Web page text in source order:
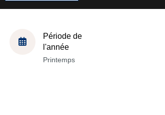
Période de
l'année
Printemps